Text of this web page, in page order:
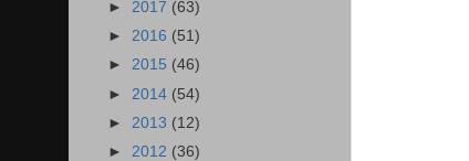
► 2017 (63)
► 2016 (51)
► 2015 (46)
► 2014 (54)
► 2013 (12)
► 2012 (36)